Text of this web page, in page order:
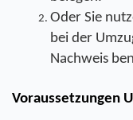
Oder Sie
bei der
Nachweis
Voraussetzungen